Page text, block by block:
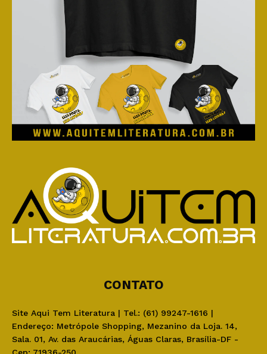
CONTATO
Site Aqui Tem Literatura | Tel.: (61) 99247-1616 |
Endereço: Metrópole Shopping, Mezanino da Loja. 14,
Sala. 01, Av. das Araucárias, Águas Claras, Brasília-DF -
Cep: 71936-250